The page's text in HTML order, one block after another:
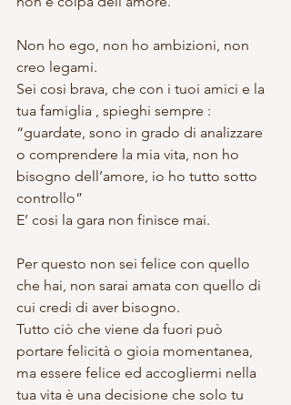
Non ho ego, non ho ambizioni, non
creo legami.
Sei cosi brava, che con i tuoi amici e la
tua famiglia , spieghi sempre :
“guardate, sono in grado di analizzare
o comprendere la mia vita, non ho
bisogno dell’amore, io ho tutto sotto
controllo”
E’ cosi la gara non finisce mai.
Per questo non sei felice con quello
che hai, non sarai amata con quello di
cui credi di aver bisogno.
Tutto ciò che viene da fuori può
portare felicità o gioia momentanea,
ma essere felice ed accogliermi nella
tua vita è una decisione che solo tu